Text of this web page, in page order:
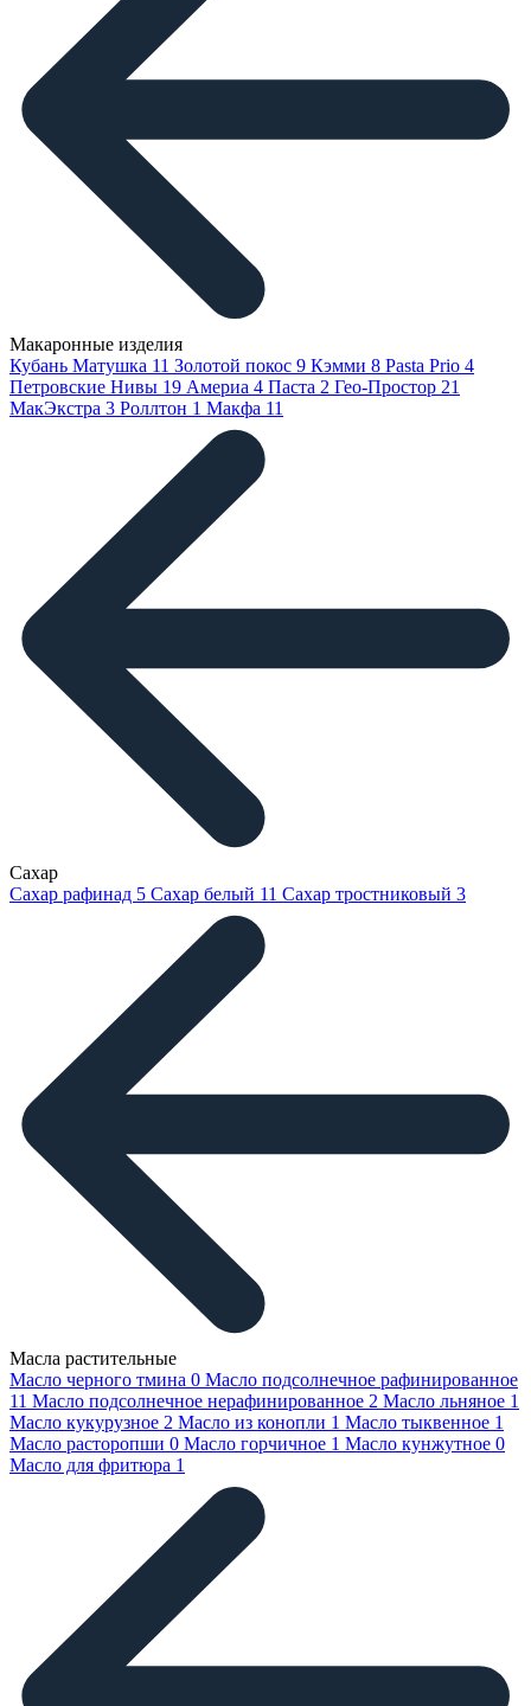
Макаронные изделия
Кубань Матушка 11 Золотой покос 9 Кэмми 8 Pasta Prio 4
Петровские Нивы 19 Америа 4 Паста 2 Гео-Простор 21
МакЭкстра 3 Роллтон 1 Макфа 11
Сахар
Сахар рафинад 5 Сахар белый 11 Сахар тростниковый 3
Масла растительные
Масло черного тмина 0 Масло подсолнечное рафинированное
11 Масло подсолнечное нерафинированное 2 Масло льняное 1
Масло кукурузное 2 Масло из конопли 1 Масло тыквенное 1
Масло расторопши 0 Масло горчичное 1 Масло кунжутное 0
Масло для фритюра 1